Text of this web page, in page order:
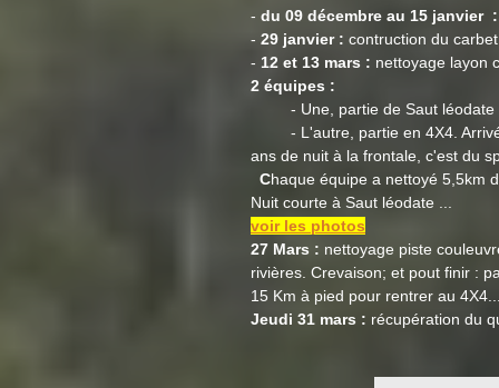
- du 09 décembre au 15 janvier :
- 29 janvier : contruction du
- 12 et 13 mars : nettoyage layon
2 équipes :
- Une, partie de Saut léodate
- L'autre, partie en 4X4. Arrivée
ans de nuit à la frontale, c'est du
Chaque équipe a nettoyé 5,5km
Nuit courte à Saut léodate ...
voir les photos
27 Mars : nettoyage piste
rivières. Crevaison; et pout finir :
15 Km à pied pour rentrer au
Jeudi 31 mars : récupération du